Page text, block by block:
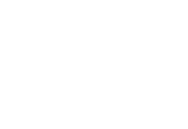
Техническое
Ремонт